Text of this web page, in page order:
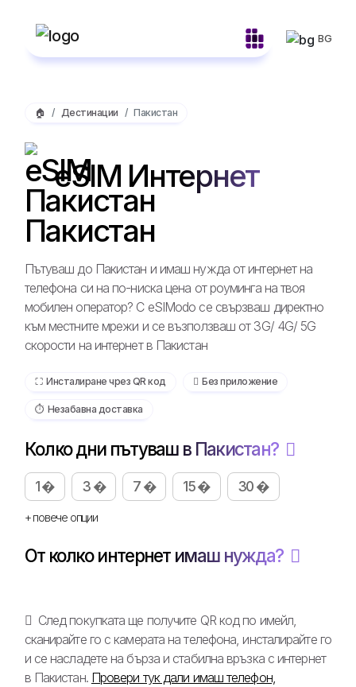
BG
🏠 Дестинации Пакистан
eSIM Интернет
Пакистан
Пътуваш до Пакистан и имаш нужда от интернет на
телефона си на по-ниска цена от роуминга на твоя
мобилен оператор? С eSIModo се свързваш директно
към местните мрежи и се възползваш от 3G/ 4G/ 5G
скорости на интернет в Пакистан
⛶️️ Инсталиране чрез QR код ️ Без приложение
⏱️️ Незабавна доставка
Колко дни пътуваш в Пакистан?
1 � 3 � 7 � 15 � 30 �
+ повече опции
От колко интернет имаш нужда?
След покупката ще получите QR код по имейл,
сканирайте го с камерата на телефона, инсталирайте го
и се насладете на бърза и стабилна връзка с интернет
в Пакистан. Провери тук дали имаш телефон,